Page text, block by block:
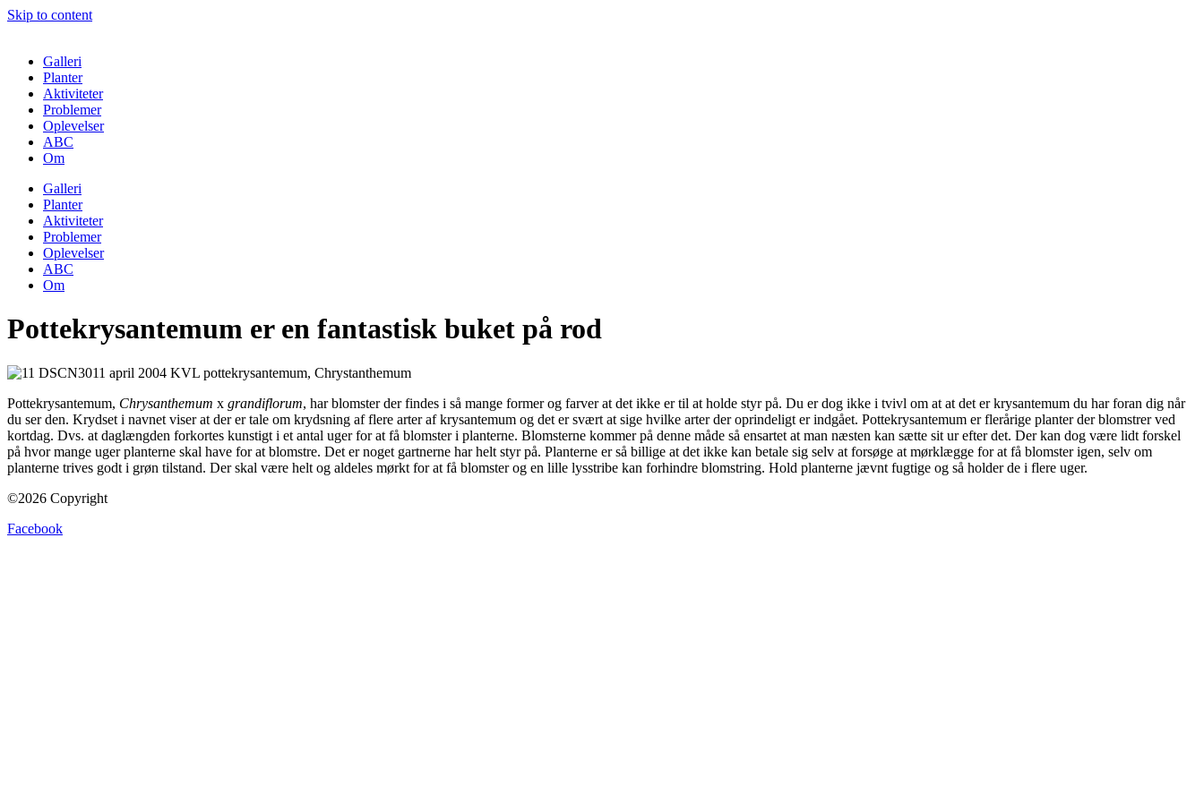
Skip to content
Galleri
Planter
Aktiviteter
Problemer
Oplevelser
ABC
Om
Galleri
Planter
Aktiviteter
Problemer
Oplevelser
ABC
Om
Pottekrysantemum er en fantastisk buket på rod
Pottekrysantemum, Chrysanthemum x grandiflorum, har blomster der findes i så mange former og farver at det ikke er til at holde styr på. Du er dog ikke i tvivl om at at det er krysantemum du har foran dig når
du ser den. Krydset i navnet viser at der er tale om krydsning af flere arter af krysantemum og det er svært at sige hvilke arter der oprindeligt er indgået. Pottekrysantemum er flerårige planter der blomstrer ved
kortdag. Dvs. at daglængden forkortes kunstigt i et antal uger for at få blomster i planterne. Blomsterne kommer på denne måde så ensartet at man næsten kan sætte sit ur efter det. Der kan dog være lidt forskel
på hvor mange uger planterne skal have for at blomstre. Det er noget gartnerne har helt styr på. Planterne er så billige at det ikke kan betale sig selv at forsøge at mørklægge for at få blomster igen, selv om
planterne trives godt i grøn tilstand. Der skal være helt og aldeles mørkt for at få blomster og en lille lysstribe kan forhindre blomstring. Hold planterne jævnt fugtige og så holder de i flere uger.
©2026 Copyright
Facebook